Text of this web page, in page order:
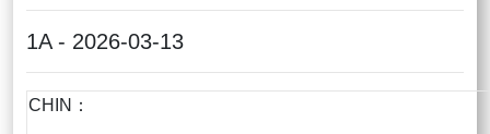
1A - 2026-03-13
CHIN：